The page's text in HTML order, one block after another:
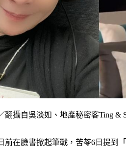
攝自吳淡如、地產秘密客Ting &
前在臉書掀起筆戰，苦苓6日提到